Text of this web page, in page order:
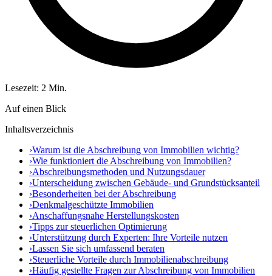
Lesezeit: 2 Min.
Auf einen Blick
Inhaltsverzeichnis
›Warum ist die Abschreibung von Immobilien wichtig?
›Wie funktioniert die Abschreibung von Immobilien?
›Abschreibungsmethoden und Nutzungsdauer
›Unterscheidung zwischen Gebäude- und Grundstücksanteil
›Besonderheiten bei der Abschreibung
›Denkmalgeschützte Immobilien
›Anschaffungsnahe Herstellungskosten
›Tipps zur steuerlichen Optimierung
›Unterstützung durch Experten: Ihre Vorteile nutzen
›Lassen Sie sich umfassend beraten
›Steuerliche Vorteile durch Immobilienabschreibung
›Häufig gestellte Fragen zur Abschreibung von Immobilien